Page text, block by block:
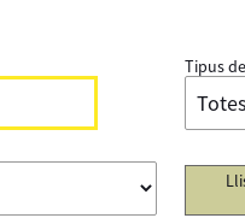
Tipus